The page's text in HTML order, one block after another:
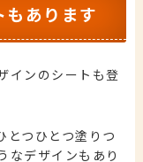
あります
インのシートも登
とつひとつ塗りつ
なデザインもあり